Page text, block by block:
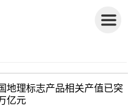
地理标志产品相关产值已突
亿元